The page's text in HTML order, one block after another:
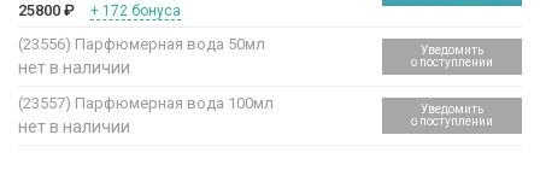
25800 ₽ + 172 бонуса
(23556) Парфюмерная вода 50мл
нет в наличии
Уведомить
о поступлении
(23557) Парфюмерная вода 100мл
нет в наличии
Уведомить
о поступлении